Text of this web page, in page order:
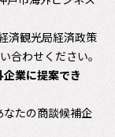
済観光局経済政策
合わせください。
企業に提案でき
たの商談候補企